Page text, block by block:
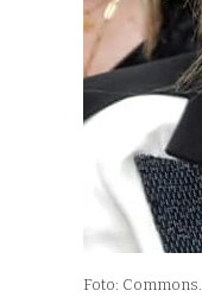
Foto: Commons.